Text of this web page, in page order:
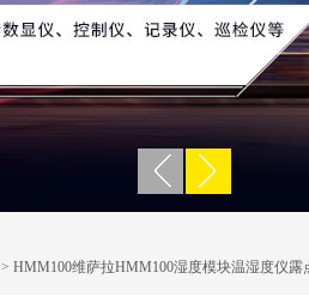
> HMM100维萨拉HMM100湿度模块温湿度仪露